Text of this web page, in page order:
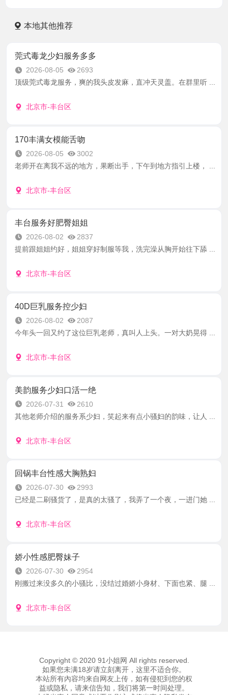
本地其他推荐
莞式毒龙少妇服务多多
2026-08-05
2693
顶级莞式毒龙服务，爽的我头皮发麻，直冲天灵盖。在群里听 ...
北京市-丰台区
170丰满女模能舌吻
2026-08-05
3002
老师开在离我不远的地方，果断出手，下午到地方指引上楼， ...
北京市-丰台区
丰台服务好肥臀姐姐
2026-08-02
2837
提前跟姐姐约好，姐姐穿好制服等我，洗完澡从胸开始往下舔 ...
北京市-丰台区
40D巨乳服务控少妇
2026-08-02
2087
今年头一回又约了这位巨乳老师，真叫人上头。一对大奶晃得 ...
北京市-丰台区
美韵服务少妇口活一绝
2026-07-31
2610
其他老师介绍的服务系少妇，笑起来有点小骚妇的韵味，让人 ...
北京市-丰台区
回锅丰台性感大胸熟妇
2026-07-30
2993
已经是二刷骚货了，是真的太骚了，我弄了一个夜，一进门她 ...
北京市-丰台区
娇小性感肥臀妹子
2026-07-30
2954
刚搬过来没多久的小骚比，没结过婚娇小身材、下面也紧、腿 ...
北京市-丰台区
Copyright © 2020 91小姐网 All rights reserved.
如果您未满18岁请立刻离开，这里不适合你。
本站所有內容均来自网友上传，如有侵犯到您的权
益或隐私，请来信告知，我们将第一时间处理。